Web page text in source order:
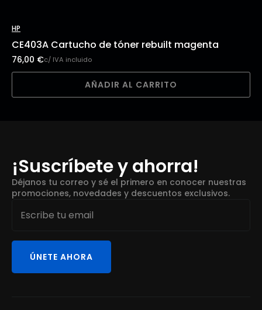
HP
CE403A Cartucho de tóner rebuilt magenta
76,00 €c/ IVA incluido
AÑADIR AL CARRITO
¡Suscríbete y ahorra!
Déjanos tu correo y sé el primero en conocer nuestras
promociones, novedades y descuentos exclusivos.
Email
ÚNETE AHORA